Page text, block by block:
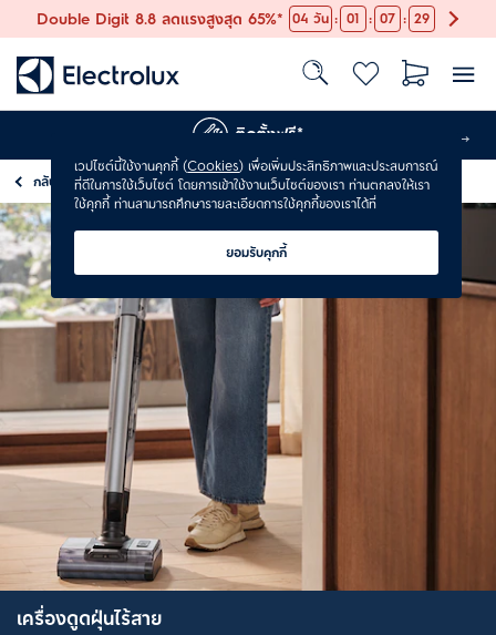
Double Digit 8.8 ลดแรงสูงสุด 65%* 04 วัน : 01 : 07 : 28
ติดตั้งฟรี*
กลับ เครื่องดูดฝุ่น
เครื่องดูดฝุ่นไร้สาย
เวปไซต์นี้ใช้งานคุกกี้ (Cookies) เพื่อเพิ่มประสิทธิภาพและประสบการณ์
ที่ดีในการใช้เว็บไซต์ โดยการเข้าใช้งานเว็บไซต์ของเรา ท่านตกลงให้เรา
ใช้คุกกี้ ท่านสามารถศึกษารายละเอียดการใช้คุกกี้ของเราได้ที่
ยอมรับคุกกี้